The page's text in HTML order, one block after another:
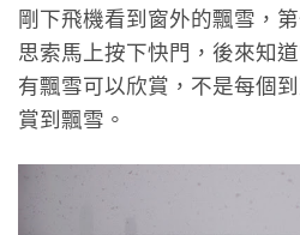
剛下飛機看到窗外的飄雪，
思索馬上按下快門，後來知
有飄雪可以欣賞，不是每個
賞到飄雪。